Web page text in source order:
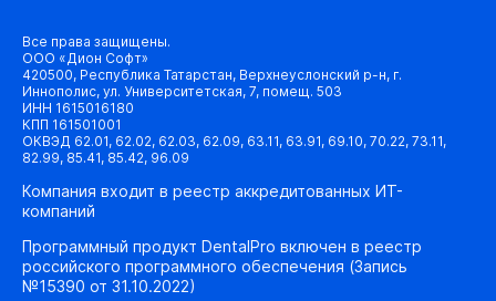
Все права защищены.
ООО «Дион Софт»
420500, Республика Татарстан, Верхнеуслонский р-н, г.
Иннополис, ул. Университетская, 7, помещ. 503
ИНН 1615016180
КПП 161501001
ОКВЭД 62.01, 62.02, 62.03, 62.09, 63.11, 63.91, 69.10, 70.22, 73.11,
82.99, 85.41, 85.42, 96.09
Компания входит в реестр аккредитованных ИТ-
компаний
Программный продукт DentalPro включен в реестр
российского программного обеспечения (Запись
№15390 от 31.10.2022)